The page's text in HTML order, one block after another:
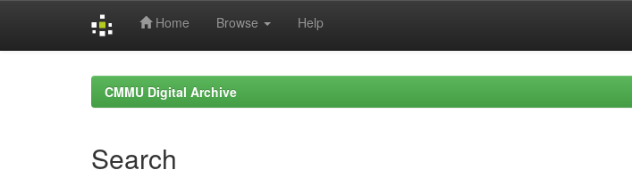
Home Browse Help
CMMU Digital Archive
Search